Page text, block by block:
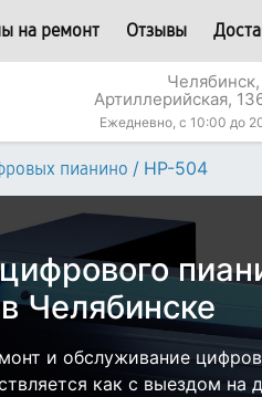
на ремонт Отзывы
Челябинск,
Артиллерийская,
Ежедневно, с 10:00 до
пианино / HP-504
Челябинске
и обслуживание
как с выездом на